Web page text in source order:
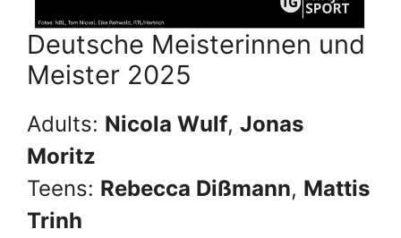
Deutsche Meisterinnen und
Meister 2025
Adults: Nicola Wulf, Jonas
Moritz
Teens: Rebecca Dißmann, Mattis
Trinh